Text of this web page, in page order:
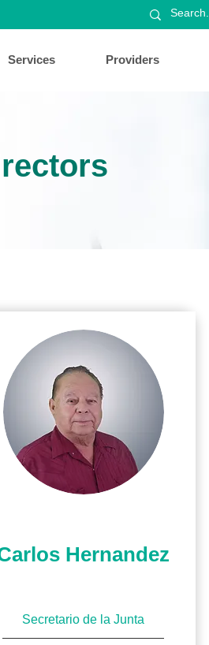
Services Providers
Hernandez
Secretario de la Junta